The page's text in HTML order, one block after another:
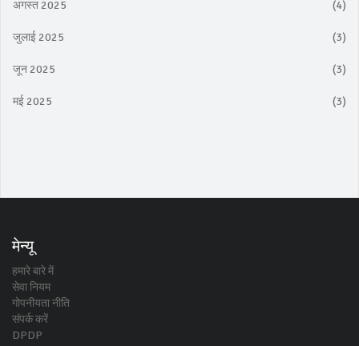
अगस्त 2025 (4)
जुलाई 2025 (3)
जून 2025 (3)
मई 2025 (3)
मेन्यू
हमारे बारे में
सेवा नियम
गोपनीयता नीति
संपर्क करें
DPDP